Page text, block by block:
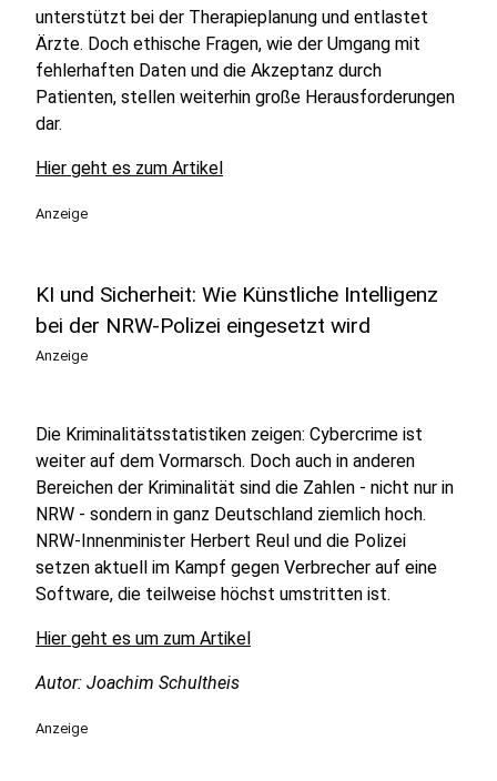
unterstützt bei der Therapieplanung und entlastet
Ärzte. Doch ethische Fragen, wie der Umgang mit
fehlerhaften Daten und die Akzeptanz durch
Patienten, stellen weiterhin große Herausforderungen
dar.
Hier geht es zum Artikel
Anzeige
KI und Sicherheit: Wie Künstliche Intelligenz
bei der NRW-Polizei eingesetzt wird
Anzeige
Die Kriminalitätsstatistiken zeigen: Cybercrime ist
weiter auf dem Vormarsch. Doch auch in anderen
Bereichen der Kriminalität sind die Zahlen - nicht nur in
NRW - sondern in ganz Deutschland ziemlich hoch.
NRW-Innenminister Herbert Reul und die Polizei
setzen aktuell im Kampf gegen Verbrecher auf eine
Software, die teilweise höchst umstritten ist.
Hier geht es um zum Artikel
Autor: Joachim Schultheis
Anzeige